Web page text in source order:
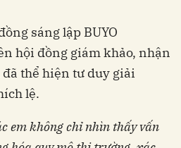
sáng lập BUYO
hội đồng giám khảo, nhận
thể hiện tư duy giải
lệ.
emkhôngchỉnhìn thấyvấn